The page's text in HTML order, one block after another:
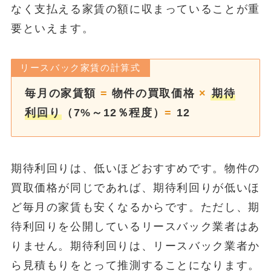
なく支払える家賃の額に収まっていることが重
要といえます。
リースバック家賃の計算式
毎月の家賃額 = 物件の買取価格 × 期待
利回り （7%～12％程度）= 12
期待利回りは、低いほどおすすめです。物件の
買取価格が同じであれば、期待利回りが低いほ
ど毎月の家賃も安くなるからです。ただし、期
待利回りを公開しているリースバック業者はあ
りません。期待利回りは、リースバック業者か
ら見積もりをとって推測することになります。